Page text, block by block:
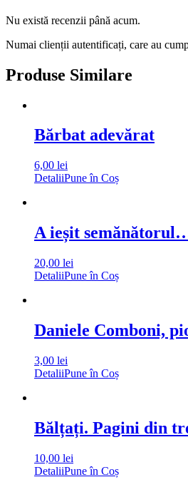
Nu există recenzii până acum.
Numai clienții autentificați, care au
Produse Similare
Bărbat adevărat
6,00 lei
DetaliiPune în Coș
A ieșit
20,00 lei
DetaliiPune în Coș
Daniele Comboni,
3,00 lei
DetaliiPune în Coș
Bălțați. Pagini din
10,00 lei
DetaliiPune în Coș